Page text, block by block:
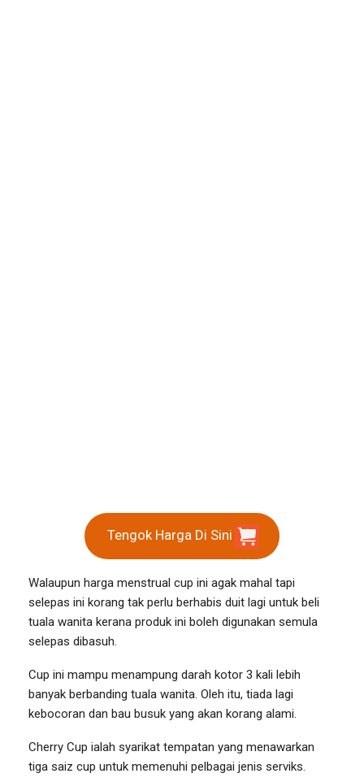
Tengok Harga Di Sini
Walaupun harga menstrual cup ini agak mahal tapi
selepas ini korang tak perlu berhabis duit lagi untuk beli
tuala wanita kerana produk ini boleh digunakan semula
selepas dibasuh.
Cup ini mampu menampung darah kotor 3 kali lebih
banyak berbanding tuala wanita. Oleh itu, tiada lagi
kebocoran dan bau busuk yang akan korang alami.
Cherry Cup ialah syarikat tempatan yang menawarkan
tiga saiz cup untuk memenuhi pelbagai jenis serviks.